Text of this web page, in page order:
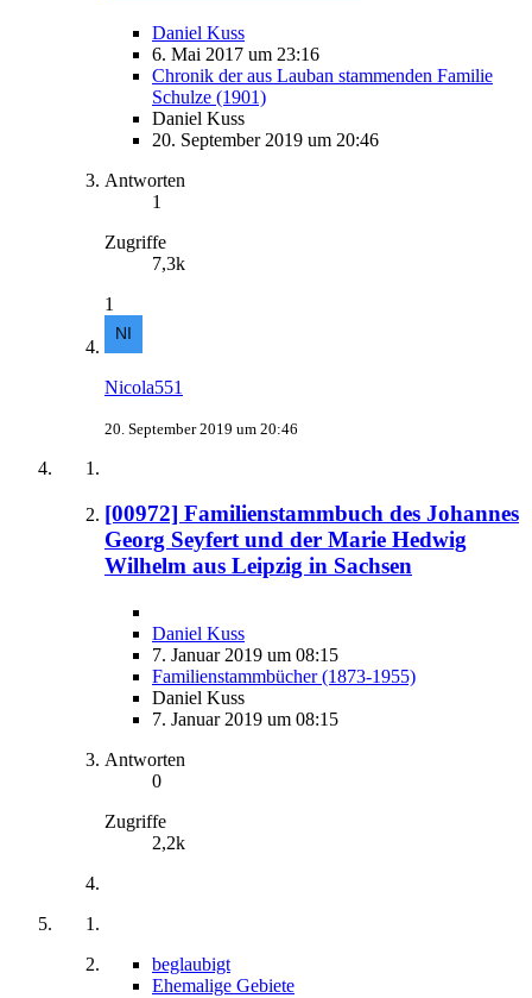
Daniel Kuss
6. Mai 2017 um 23:16
Chronik der aus Lauban stammenden Familie
Schulze (1901)
Daniel Kuss
20. September 2019 um 20:46
Antworten
1
Zugriffe
7,3k
1
Nicola551
20. September 2019 um 20:46
[00972] Familienstammbuch des Johannes
Georg Seyfert und der Marie Hedwig
Wilhelm aus Leipzig in Sachsen
Daniel Kuss
7. Januar 2019 um 08:15
Familienstammbücher (1873-1955)
Daniel Kuss
7. Januar 2019 um 08:15
Antworten
0
Zugriffe
2,2k
beglaubigt
Ehemalige Gebiete